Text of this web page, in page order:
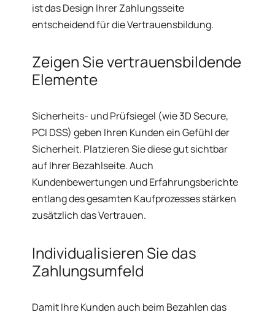
ist das Design Ihrer Zahlungsseite
entscheidend für die Vertrauensbildung.
Zeigen Sie vertrauensbildende
Elemente
Sicherheits- und Prüfsiegel (wie 3D Secure,
PCI DSS) geben Ihren Kunden ein Gefühl der
Sicherheit. Platzieren Sie diese gut sichtbar
auf Ihrer Bezahlseite. Auch
Kundenbewertungen und Erfahrungsberichte
entlang des gesamten Kaufprozesses stärken
zusätzlich das Vertrauen.
Individualisieren Sie das
Zahlungsumfeld
Damit Ihre Kunden auch beim Bezahlen das